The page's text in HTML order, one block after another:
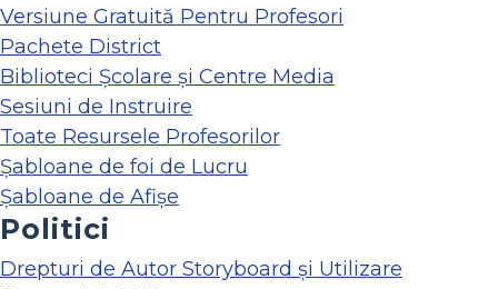
Versiune Gratuită Pentru Profesori
Pachete District
Biblioteci Școlare și Centre Media
Sesiuni de Instruire
Toate Resursele Profesorilor
Șabloane de foi de Lucru
Șabloane de Afișe
Politici
Drepturi de Autor Storyboard și Utilizare